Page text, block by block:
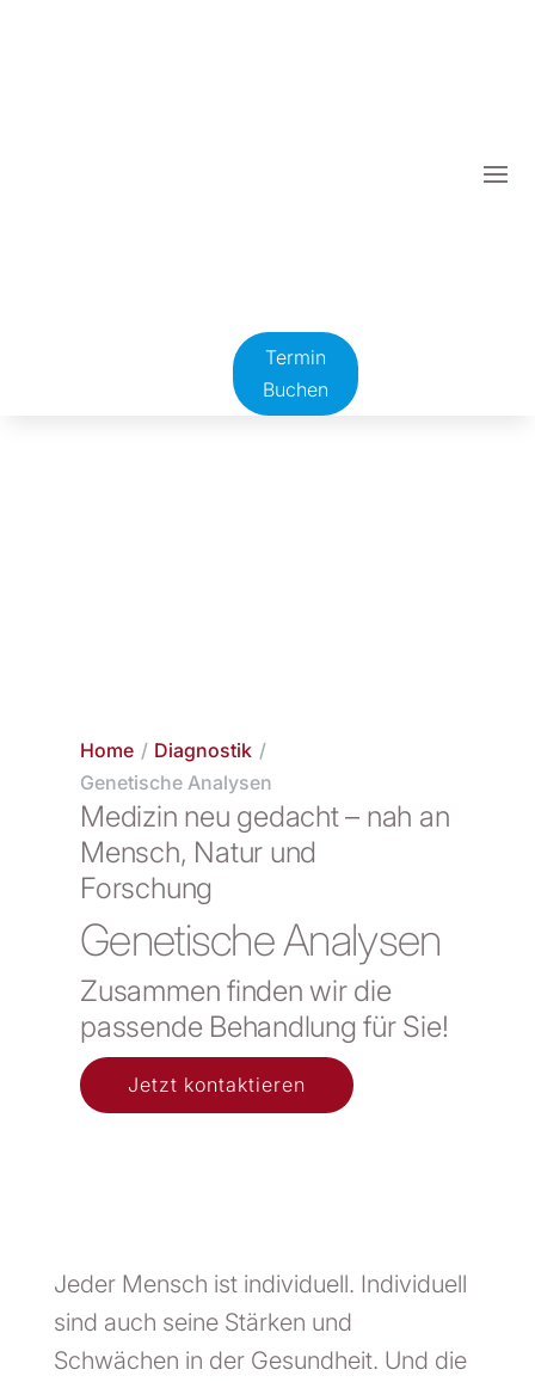
Termin
Buchen
Home / Diagnostik /
Genetische Analysen
Medizin neu gedacht – nah an
Mensch, Natur und
Forschung
Genetische Analysen
Zusammen finden wir die
passende Behandlung für Sie!
Jetzt kontaktieren
Jeder Mensch ist individuell. Individuell
sind auch seine Stärken und
Schwächen in der Gesundheit. Und die